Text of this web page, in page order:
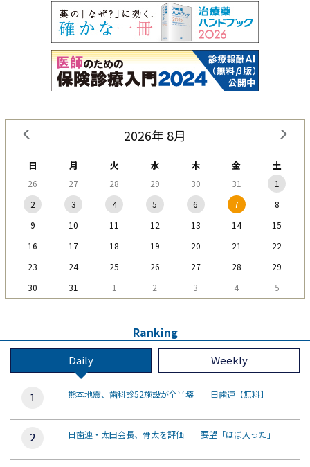
2026年 8月
日 月 火 水 木 金 土
26 27 28 29 30 31
1
2
3 4 5 6 7
8
9
10 11 12 13 14
15
16
17 18 19 20 21
22
23
24 25 26 27 28
29
30
31 1 2 3 4 5
Ranking
Daily Weekly
熊本地震、歯科診52施設が全半壊 日歯連【無料】
日歯連・太田会長、骨太を評価 要望「ほぼ入った」